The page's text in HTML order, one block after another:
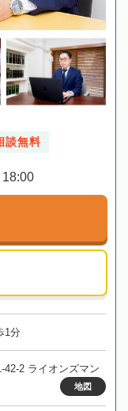
談無料
1分
42-2 ライオンズマン
地図